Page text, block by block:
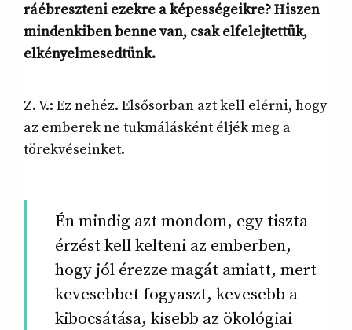
ráébreszteni ezekre a képességeikre? Hiszen
mindenkiben benne van, csak elfelejtettük,
elkényelmesedtünk.
Z. V.: Ez nehéz. Elsősorban azt kell elérni, hogy
az emberek ne tukmálásként éljék meg a
törekvéseinket.
Én mindig azt mondom, egy tiszta
érzést kell kelteni az emberben,
hogy jól érezze magát amiatt, mert
kevesebbet fogyaszt, kevesebb a
kibocsátása, kisebb az ökológiai